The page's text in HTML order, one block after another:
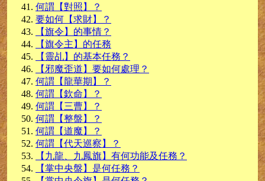
何謂【對照】？
要如何【求財】？
【旗令】的事情？
【旗令主】的任務
【靈乩】的基本任務？
【邪魔歪道】要如何處理？
何謂【龍華期】？
何謂【欽命】？
何謂【三曹】？
何謂【整盤】？
何謂【道魔】？
何謂【代天巡察】？
【九龍、九鳳旗】有何功能及任務？
【掌中央盤】是何任務？